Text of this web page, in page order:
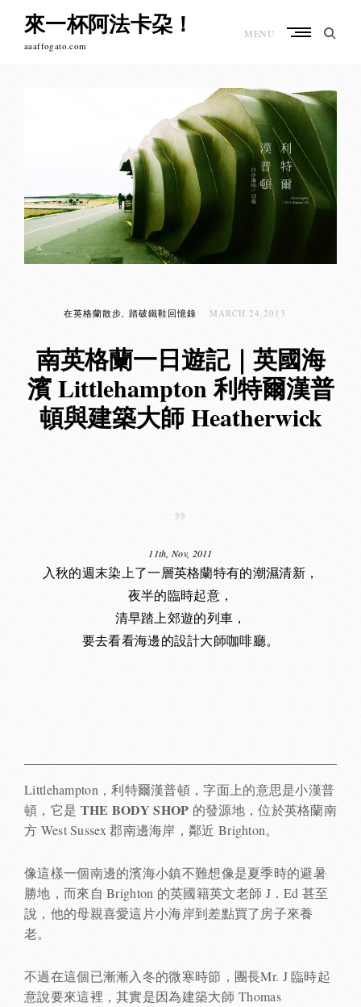
content來一杯阿法卡朶！
aaaffogato.com
MENU
在英格蘭散步 踏破鐵鞋回憶錄 MARCH 24,2013
南英格蘭一日遊記｜英國海
濱 Littlehampton 利特爾漢普
頓與建築大師 Heatherwick
11th, Nov, 2011
入秋的週末染上了一層英格蘭特有的潮濕清新，
夜半的臨時起意，
清早踏上郊遊的列車，
要去看看海邊的設計大師咖啡廳。
Littlehampton，利特爾漢普頓，字面上的意思是小漢普
頓，它是 THE BODY SHOP 的發源地，位於英格蘭南
方 West Sussex 郡南邊海岸，鄰近 Brighton。
像這樣一個南邊的濱海小鎮不難想像是夏季時的避暑
勝地，而來自 Brighton 的英國籍英文老師 J．Ed 甚至
說，他的母親喜愛這片小海岸到差點買了房子來養
老。
不過在這個已漸漸入冬的微寒時節，團長Mr. J 臨時起
意說要來這裡，其實是因為建築大師 Thomas